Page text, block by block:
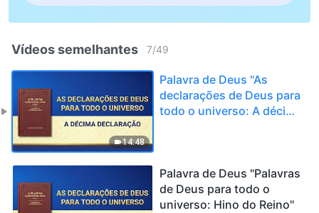
Vídeos semelhantes 7/49
14:48
Palavra de Deus "As
declarações de Deus para
todo o universo: A décima
Palavra de Deus "Palavras
de Deus para todo o
universo: Hino do Reino"